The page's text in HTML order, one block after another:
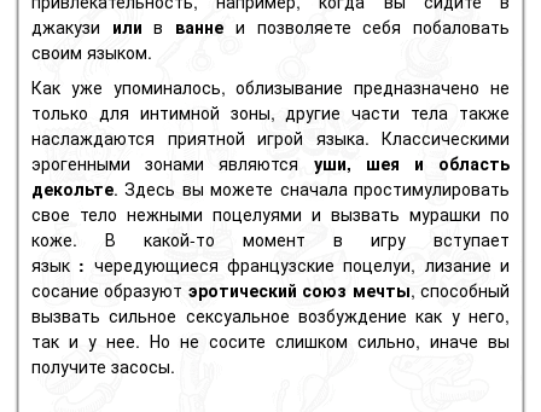
джакузи или в ванне и позволяете себя побаловать
своим языком.
Как уже упоминалось, облизывание предназначено не
только для интимной зоны, другие части тела также
наслаждаются приятной игрой языка. Классическими
эрогенными зонами являются
уши, шея и область
декольте. Здесь вы можете сначала простимулировать
свое тело нежными поцелуями и вызвать мурашки по
коже.
В какой-то момент в игру вступает
язык : чередующиеся французские поцелуи, лизание и
сосание образуют эротический союз мечты, способный
вызвать сильное сексуальное возбуждение как у него,
так и у нее. Но не сосите слишком сильно, иначе вы
получите засосы.